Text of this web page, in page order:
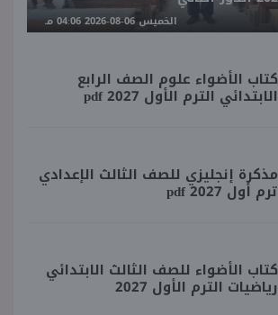
الخميس 06-08-2026 04:06 مـ
كتاب الأضواء علوم الصف الرابع
الابتدائي الترم الأول 2027 pdf
مذكرة إنجليزي للصف الثالث الإعدادي
ترم أول 2027 pdf
كتاب الأضواء للصف الثالث الابتدائي
رياضيات الترم الأول 2027